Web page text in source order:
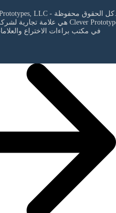
© 2026 - Clever Prototypes, LLC - كل الحقوق محفوظة.
StoryboardThat هي علامة تجارية لشركة Clever